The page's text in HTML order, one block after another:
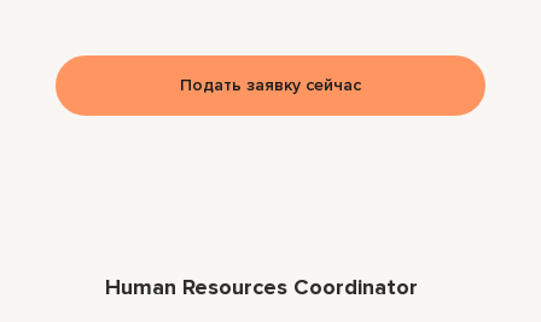
Human Resources Coordinator
Подать заявку сейчас